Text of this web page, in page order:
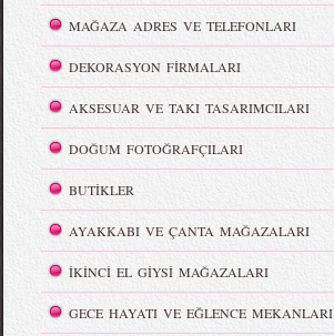
MAĞAZA ADRES VE TELEFONLARI
DEKORASYON FİRMALARI
AKSESUAR VE TAKI TASARIMCILARI
DOĞUM FOTOĞRAFÇILARI
BUTİKLER
AYAKKABI VE ÇANTA MAĞAZALARI
İKİNCİ EL GİYSİ MAĞAZALARI
GECE HAYATI VE EĞLENCE MEKANLARI